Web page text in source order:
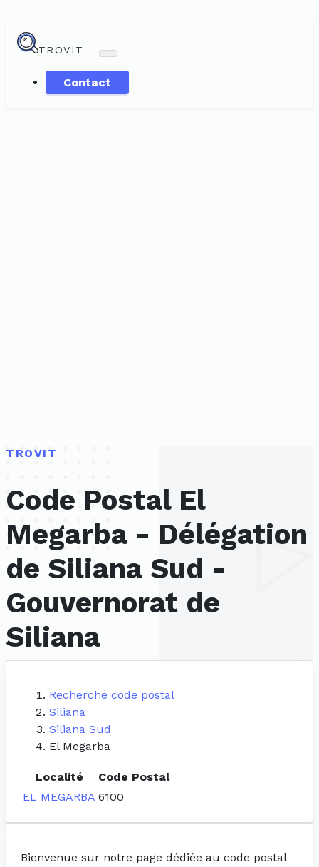
TROVIT
Contact
TROVIT
Code Postal El
Megarba - Délégation
de Siliana Sud -
Gouvernorat de
Siliana
Recherche code postal
Siliana
Siliana Sud
El Megarba
Localité
Code Postal
EL MEGARBA 6100
Bienvenue sur notre page dédiée au code postal